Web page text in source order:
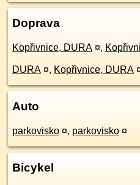
Doprava
Kopřivnice, DURA ¤,
DURA ¤, Kopřivnice, DURA
Auto
parkovisko ¤, parkovisko ¤
Bicykel